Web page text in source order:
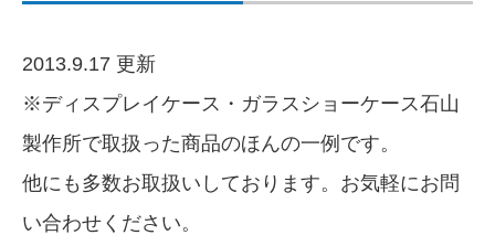
2013.9.17 更新
※ディスプレイケース・ガラスショーケース石山
製作所で取扱った商品のほんの一例です。
他にも多数お取扱いしております。お気軽にお問
い合わせください。